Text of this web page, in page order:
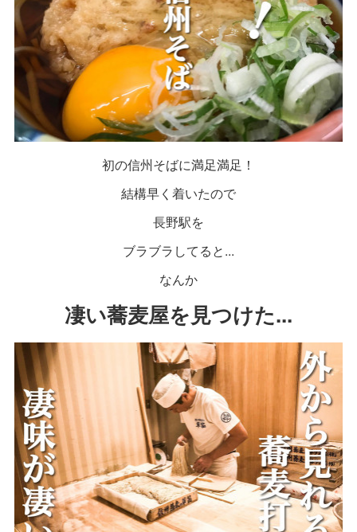
初の信州そばに満足満足！
結構早く着いたので
長野駅を
ブラブラしてると...
なんか
凄い蕎麦屋を見つけた...